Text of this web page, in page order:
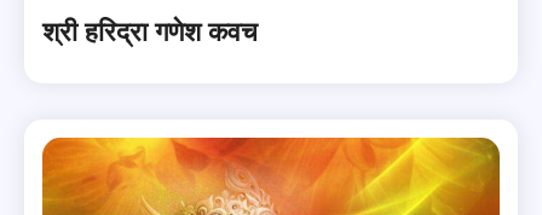
श्री हरिद्रा गणेश कवच